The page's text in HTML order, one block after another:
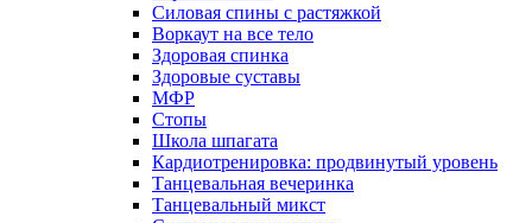
Силовая спины с растяжкой
Воркаут на все тело
Здоровая спинка
Здоровые суставы
МФР
Стопы
Школа шпагата
Кардиотренировка: продвинутый уровень
Танцевальная вечеринка
Танцевальный микст